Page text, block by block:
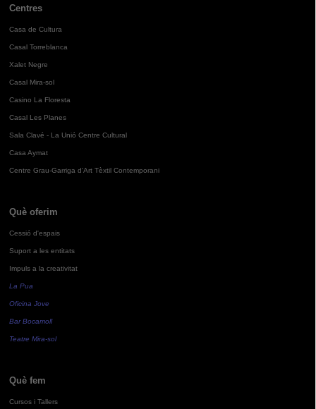
Centres
Casa de Cultura
Casal Torreblanca
Xalet Negre
Casal Mira-sol
Casino La Floresta
Casal Les Planes
Sala Clavé - La Unió Centre Cultural
Casa Aymat
Centre Grau-Garriga d'Art Tèxtil Contemporani
Què oferim
Cessió d'espais
Suport a les entitats
Impuls a la creativitat
La Pua
Oficina Jove
Bar Bocamoll
Teatre Mira-sol
Què fem
Cursos i Tallers